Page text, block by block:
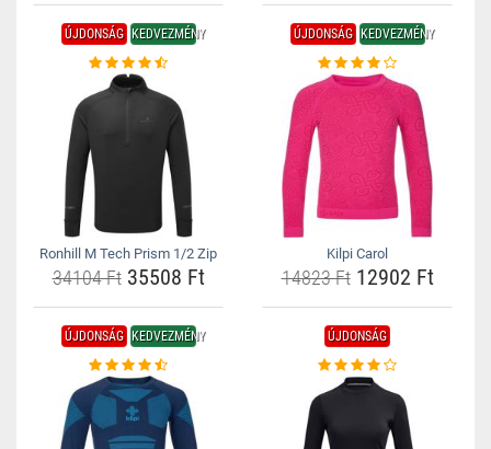
ÚJDONSÁG KEDVEZMÉNY
Ronhill M Tech Prism 1/2 Zip
34104 Ft35508 Ft
ÚJDONSÁG KEDVEZMÉNY
Kilpi Carol
14823 Ft12902 Ft
ÚJDONSÁG KEDVEZMÉNY ÚJDONSÁG